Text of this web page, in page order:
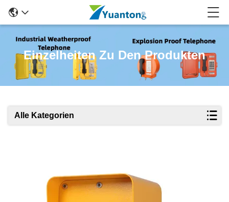
Einzelheiten Zu Den Produkten
Alle Kategorien